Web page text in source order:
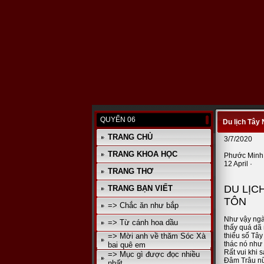
QUYỂN 06
TRANG CHỦ
TRANG KHOA HỌC
TRANG THƠ
TRANG BẠN VIẾT
=> Chắc ăn như bắp
=> Từ cánh hoa dầu
=> Mời anh về thăm Sóc Xà
bai quê em
=> Mục gì được đọc nhiều
Du lịch Tây
3/7/2020
Phước
12 April ·
DU
TÔN
Như vậy
thấy quá dã
thiểu số
thác nó như
Rất vui khi
Đâm Trâu